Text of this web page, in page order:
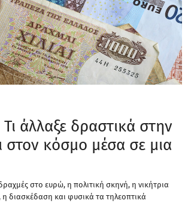
άλλαξε δραστικά στην
στον κόσμο μέσα σε μια
στο ευρώ, η πολιτική σκηνή, η νικήτρια
διασκέδαση και φυσικά τα τηλεοπτικά